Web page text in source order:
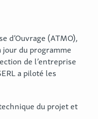
d’Ouvrage (ATMO),
du programme
de l’entreprise
a piloté les
du projet et